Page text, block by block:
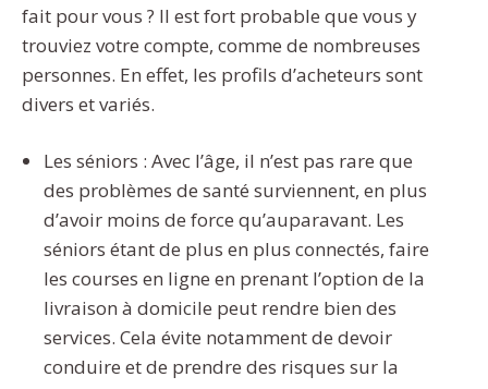
fait pour vous ? Il est fort probable que vous y
trouviez votre compte, comme de nombreuses
personnes. En effet, les profils d’acheteurs sont
divers et variés.
Les séniors : Avec l’âge, il n’est pas rare que
des problèmes de santé surviennent, en plus
d’avoir moins de force qu’auparavant. Les
séniors étant de plus en plus connectés, faire
les courses en ligne en prenant l’option de la
livraison à domicile peut rendre bien des
services. Cela évite notamment de devoir
conduire et de prendre des risques sur la